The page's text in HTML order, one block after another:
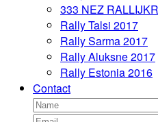
333 NEZ
Rally Talsi 2017
Rally Sarma 2017
Rally Aluksne 2017
Rally Estonia 2016
Contact